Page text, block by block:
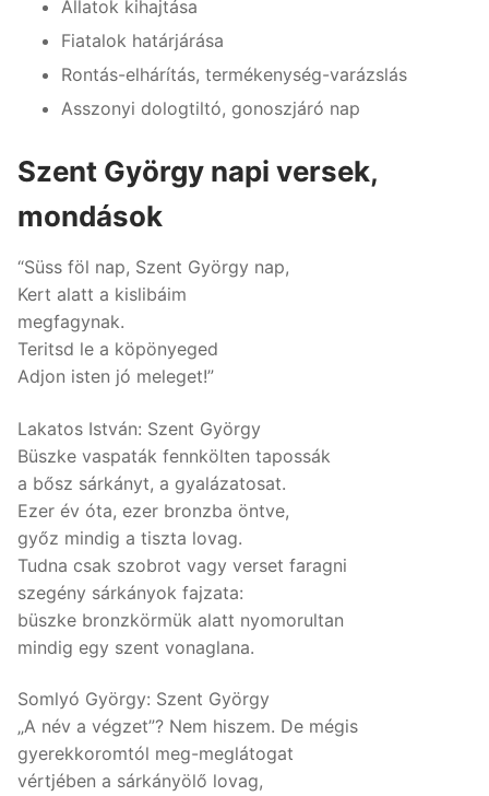
Állatok kihajtása
Fiatalok határjárása
Rontás-elhárítás, termékenység-varázslás
Asszonyi dologtiltó, gonoszjáró nap
Szent György napi versek,
mondások
“Süss föl nap, Szent György nap,
Kert alatt a kislibáim
megfagynak.
Teritsd le a köpönyeged
Adjon isten jó meleget!”
Lakatos István: Szent György
Büszke vaspaták fennkölten tapossák
a bősz sárkányt, a gyalázatosat.
Ezer év óta, ezer bronzba öntve,
győz mindig a tiszta lovag.
Tudna csak szobrot vagy verset faragni
szegény sárkányok fajzata:
büszke bronzkörmük alatt nyomorultan
mindig egy szent vonaglana.
Somlyó György: Szent György
„A név a végzet”? Nem hiszem. De mégis
gyerekkoromtól meg-meglátogat
vértjében a sárkányölő lovag,